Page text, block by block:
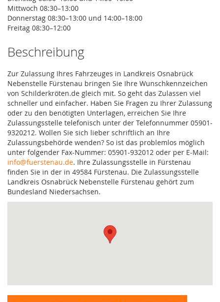
Mittwoch 08:30–13:00
Donnerstag 08:30–13:00 und 14:00–18:00
Freitag 08:30–12:00
Beschreibung
Zur Zulassung Ihres Fahrzeuges in Landkreis Osnabrück
Nebenstelle Fürstenau bringen Sie Ihre Wunschkennzeichen
von Schilderkröten.de gleich mit. So geht das Zulassen viel
schneller und einfacher. Haben Sie Fragen zu Ihrer Zulassung
oder zu den benötigten Unterlagen, erreichen Sie Ihre
Zulassungsstelle telefonisch unter der Telefonnummer 05901-
9320212. Wollen Sie sich lieber schriftlich an Ihre
Zulassungsbehörde wenden? So ist das problemlos möglich
unter folgender Fax-Nummer: 05901-932012 oder per E-Mail:
info@fuerstenau.de. Ihre Zulassungsstelle in Fürstenau
finden Sie in der in 49584 Fürstenau. Die Zulassungsstelle
Landkreis Osnabrück Nebenstelle Fürstenau gehört zum
Bundesland Niedersachsen.